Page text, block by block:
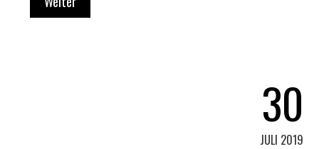
30
JULI 2019